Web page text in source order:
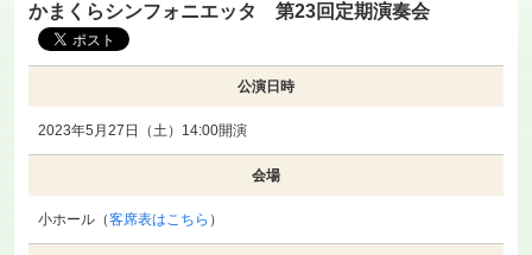
かまくらシンフォニエッタ 第23回定期演奏会
公演日時
2023年5月27日（土）14:00開演
会場
小ホール（客席表はこちら ）